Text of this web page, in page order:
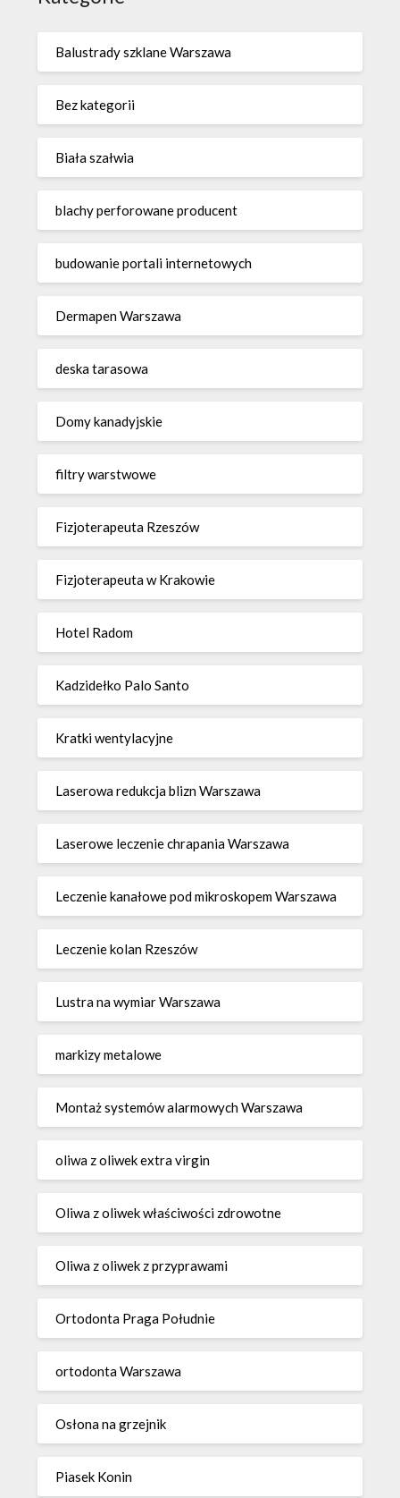
Balustrady szklane Warszawa
Bez kategorii
Biała szałwia
blachy perforowane producent
budowanie portali internetowych
Dermapen Warszawa
deska tarasowa
Domy kanadyjskie
filtry warstwowe
Fizjoterapeuta Rzeszów
Fizjoterapeuta w Krakowie
Hotel Radom
Kadzidełko Palo Santo
Kratki wentylacyjne
Laserowa redukcja blizn Warszawa
Laserowe leczenie chrapania Warszawa
Leczenie kanałowe pod mikroskopem Warszawa
Leczenie kolan Rzeszów
Lustra na wymiar Warszawa
markizy metalowe
Montaż systemów alarmowych Warszawa
oliwa z oliwek extra virgin
Oliwa z oliwek właściwości zdrowotne
Oliwa z oliwek z przyprawami
Ortodonta Praga Południe
ortodonta Warszawa
Osłona na grzejnik
Piasek Konin